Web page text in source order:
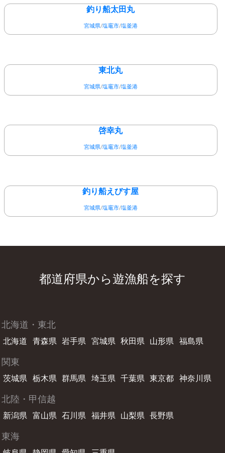
釣り船太田丸
宮城県/塩竈市/塩釜港
東北丸
宮城県/塩竈市/塩釜港
啓幸丸
宮城県/塩竈市/塩釜港
釣り船えびす屋
宮城県/塩竈市/塩釜港
都道府県から遊漁船を探す
北海道・東北
北海道 青森県 岩手県 宮城県 秋田県 山形県 福島県
関東
茨城県 栃木県 群馬県 埼玉県 千葉県 東京都 神奈川県
北陸・甲信越
新潟県 富山県 石川県 福井県 山梨県 長野県
東海